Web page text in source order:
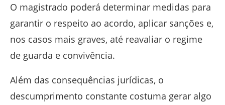
O magistrado poderá determinar medidas para
garantir o respeito ao acordo, aplicar sanções e,
nos casos mais graves, até reavaliar o regime
de guarda e convivência.
Além das consequências jurídicas, o
descumprimento constante costuma gerar algo